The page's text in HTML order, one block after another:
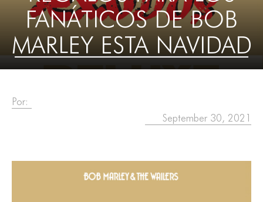
FANÁTICOS DE BOB
MARLEY ESTA NAVIDAD
Por:
September 30, 2021